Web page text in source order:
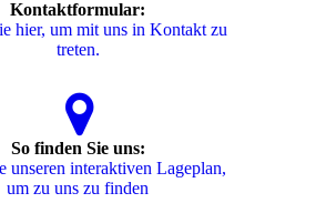
Kontaktformular:
hier, um mit uns in Kontakt zu
treten.
So finden Sie uns:
unseren interaktiven La­ge­plan,
um zu uns zu finden